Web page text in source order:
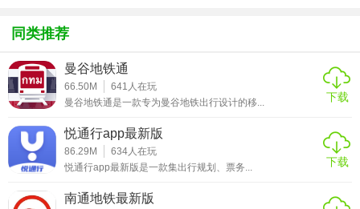
称、亮度等级等，帮助用户识别和理解不同星座。
3. 天文事件提醒：如流星雨、行星冲日等，提前推送通知，
让用户不错过任何天文奇观。
支持缩放和平移，方便用户详细研究感兴趣的星座或天体。
5. 社区互动：用户可以分享自己的观测成果和照片，与其他
天文爱好者交流心得。
同类推荐
曼谷地铁通
66.50M 641 人在玩
曼谷地铁通是一款专为曼谷地铁出行设计的移...
下载
悦通行app最新版
86.29M 634人在玩
悦通行app最新版是一款集出行规划、票务...
下载
南通地铁最新版